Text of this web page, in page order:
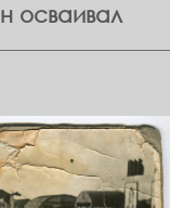
осваивал